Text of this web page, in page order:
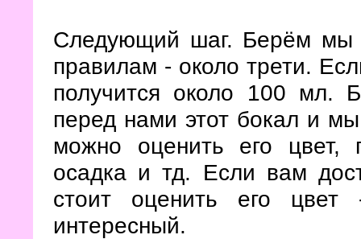
Следующий шаг. Берём мы
правилам - около трети.
получится около 100 мл.
перед нами этот бокал и
можно оценить его цвет,
осадка и тд. Если вам
стоит оценить его
интересный.